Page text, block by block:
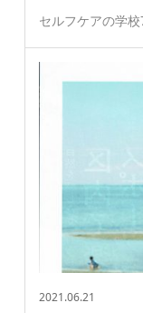
セルフケアの学
2021.06.21